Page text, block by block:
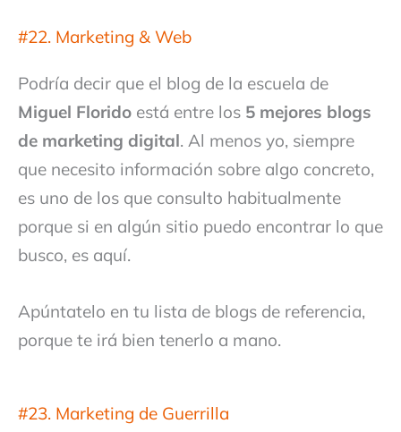
#22. Marketing & Web
Podría decir que el blog de la escuela de
Miguel Florido está entre los 5 mejores blogs
de marketing digital. Al menos yo, siempre
que necesito información sobre algo concreto,
es uno de los que consulto habitualmente
porque si en algún sitio puedo encontrar lo que
busco, es aquí.
Apúntatelo en tu lista de blogs de referencia,
porque te irá bien tenerlo a mano.
#23. Marketing de Guerrilla